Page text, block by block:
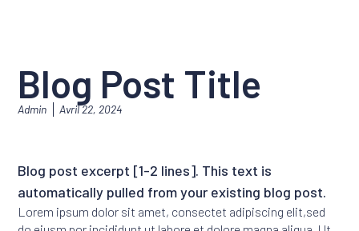
Blog Post Title
Admin Avril 22, 2024
Blog post excerpt [1-2 lines]. This text is
automatically pulled from your existing blog post.
Lorem ipsum dolor sit amet, consectet adipiscing elit,sed